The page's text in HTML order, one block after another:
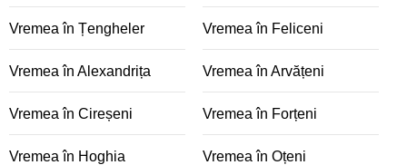
Vremea în Țengheler Vremea în Feliceni
Vremea în Alexandrița Vremea în Arvățeni
Vremea în Cireșeni Vremea în Forțeni
Vremea în Hoghia Vremea în Oțeni